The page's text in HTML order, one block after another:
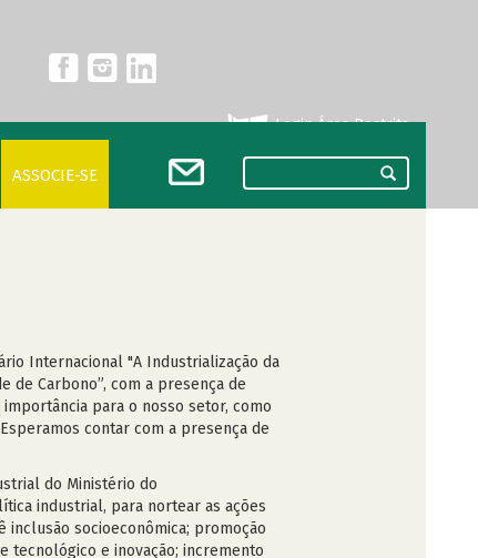
Login Área Restrita
ASSOCIE-SE
Internacional "A Industrialização da
de Carbono”, com a presença de
para o nosso setor, como
contar com a presença de
do Ministério do
industrial, para nortear as ações
socioeconômica; promoção
tecnológico e inovação; incremento